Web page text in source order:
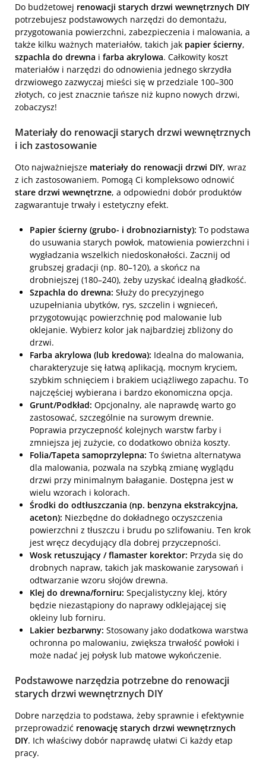
Do budżetowej renowacji starych drzwi wewnętrznych DIY
potrzebujesz podstawowych narzędzi do demontażu,
przygotowania powierzchni, zabezpieczenia i malowania, a
także kilku ważnych materiałów, takich jak papier ścierny,
szpachla do drewna i farba akrylowa. Całkowity koszt
materiałów i narzędzi do odnowienia jednego skrzydła
drzwiowego zazwyczaj mieści się w przedziale 100–300
złotych, co jest znacznie tańsze niż kupno nowych drzwi,
zobaczysz!
Materiały do renowacji starych drzwi wewnętrznych
i ich zastosowanie
Oto najważniejsze materiały do renowacji drzwi DIY, wraz
z ich zastosowaniem. Pomogą Ci kompleksowo odnowić
stare drzwi wewnętrzne, a odpowiedni dobór produktów
zagwarantuje trwały i estetyczny efekt.
Papier ścierny (grubo- i drobnoziarnisty): To podstawa
do usuwania starych powłok, matowienia powierzchni i
wygładzania wszelkich niedoskonałości. Zacznij od
grubszej gradacji (np. 80–120), a skończ na
drobniejszej (180–240), żeby uzyskać idealną gładkość.
Szpachla do drewna: Służy do precyzyjnego
uzupełniania ubytków, rys, szczelin i wgnieceń,
przygotowując powierzchnię pod malowanie lub
oklejanie. Wybierz kolor jak najbardziej zbliżony do
drzwi.
Farba akrylowa (lub kredowa): Idealna do malowania,
charakteryzuje się łatwą aplikacją, mocnym kryciem,
szybkim schnięciem i brakiem uciążliwego zapachu. To
najczęściej wybierana i bardzo ekonomiczna opcja.
Grunt/Podkład: Opcjonalny, ale naprawdę warto go
zastosować, szczególnie na surowym drewnie.
Poprawia przyczepność kolejnych warstw farby i
zmniejsza jej zużycie, co dodatkowo obniża koszty.
Folia/Tapeta samoprzylepna: To świetna alternatywa
dla malowania, pozwala na szybką zmianę wyglądu
drzwi przy minimalnym bałaganie. Dostępna jest w
wielu wzorach i kolorach.
Środki do odtłuszczania (np. benzyna ekstrakcyjna,
aceton): Niezbędne do dokładnego oczyszczenia
powierzchni z tłuszczu i brudu po szlifowaniu. Ten krok
jest wręcz decydujący dla dobrej przyczepności.
Wosk retuszujący / flamaster korektor: Przyda się do
drobnych napraw, takich jak maskowanie zarysowań i
odtwarzanie wzoru słojów drewna.
Klej do drewna/forniru: Specjalistyczny klej, który
będzie niezastąpiony do naprawy odklejającej się
okleiny lub forniru.
Lakier bezbarwny: Stosowany jako dodatkowa warstwa
ochronna po malowaniu, zwiększa trwałość powłoki i
może nadać jej połysk lub matowe wykończenie.
Podstawowe narzędzia potrzebne do renowacji
starych drzwi wewnętrznych DIY
Dobre narzędzia to podstawa, żeby sprawnie i efektywnie
przeprowadzić renowację starych drzwi wewnętrznych
DIY. Ich właściwy dobór naprawdę ułatwi Ci każdy etap
pracy.